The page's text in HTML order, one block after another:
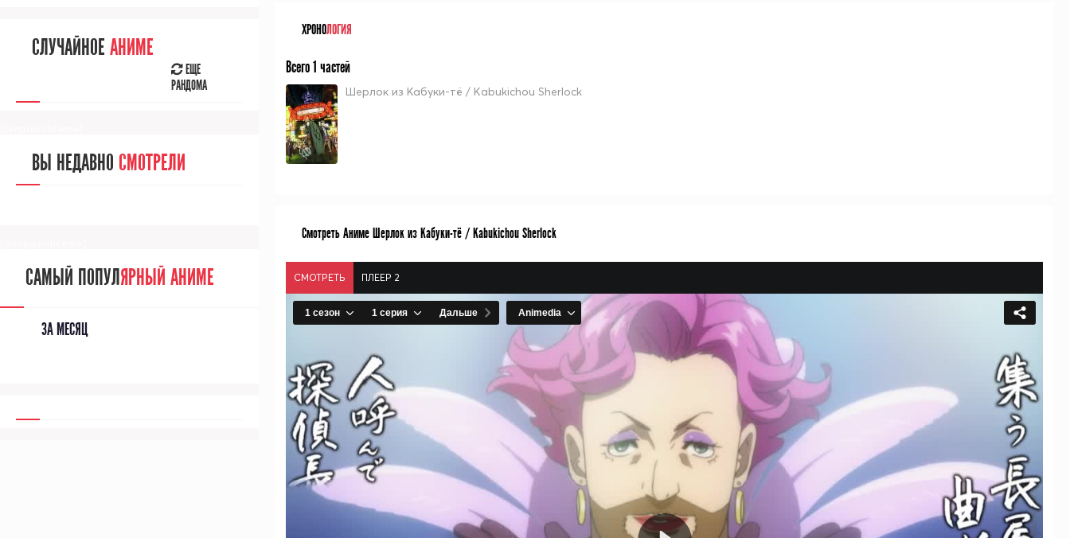
ХРОНОЛОГИЯ
Всего 1 частей
Шерлок из Кабуки-тё / Kabukichou Sherlock
Смотреть Аниме Шерлок из Кабуки-тё / Kabukichou Sherlock
СМОТРЕТЬ ПЛЕЕР 2
СЛУЧАЙНОЕ АНИМЕ
ЕЩЕ
РАНДОМА
ВЫ НЕДАВНО СМОТРЕЛИ
САМЫЙ ПОПУЛЯРНЫЙ АНИМЕ
ЗА МЕСЯЦ